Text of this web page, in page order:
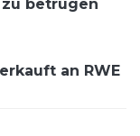
zu betrügen
an RWE